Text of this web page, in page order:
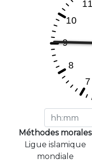
Méthodes morales
Ligue islamique
mondiale